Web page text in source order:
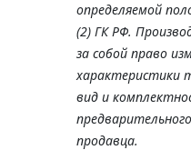
определяемой
(2) ГК РФ.
за собой право
характеристики
вид и
продавца.